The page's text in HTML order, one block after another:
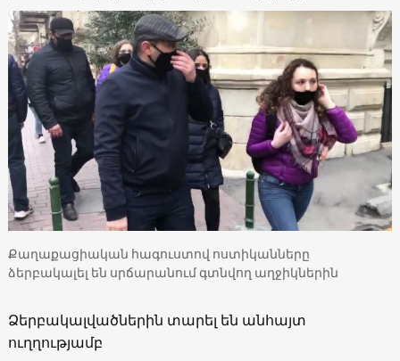
Քաղաքացիական հագուստով ոստիկանները
ձերբակալել են սրճարանում գտնվող աղջիկներին
Ձերբակալվածներին տարել են անհայտ
ուղղությամբ